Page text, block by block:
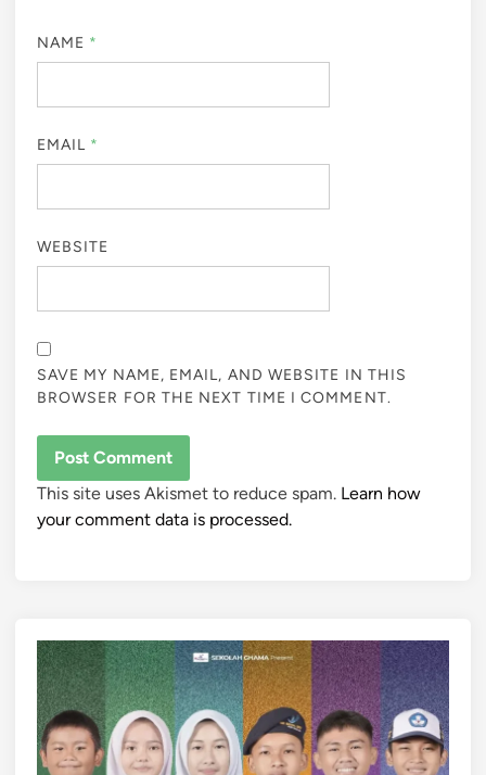
NAME *
EMAIL *
WEBSITE
SAVE MY NAME, EMAIL, AND WEBSITE IN THIS
BROWSER FOR THE NEXT TIME I COMMENT.
This site uses Akismet to reduce spam. Learn how
your comment data is processed.